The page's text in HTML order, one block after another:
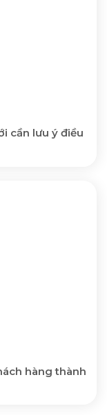
cần lưu ý điều
hàng thành